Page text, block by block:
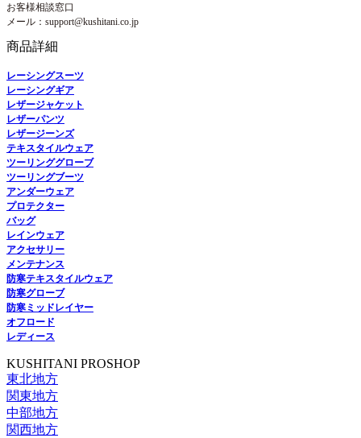
お客様相談窓口
メール：support@kushitani.co.jp
商品詳細
レーシングスーツ
レーシングギア
レザージャケット
レザーパンツ
レザージーンズ
テキスタイルウェア
ツーリンググローブ
ツーリングブーツ
アンダーウェア
プロテクター
バッグ
レインウェア
アクセサリー
メンテナンス
防寒テキスタイルウェア
防寒グローブ
防寒ミッドレイヤー
オフロード
レディース
KUSHITANI PROSHOP
東北地方
関東地方
中部地方
関西地方